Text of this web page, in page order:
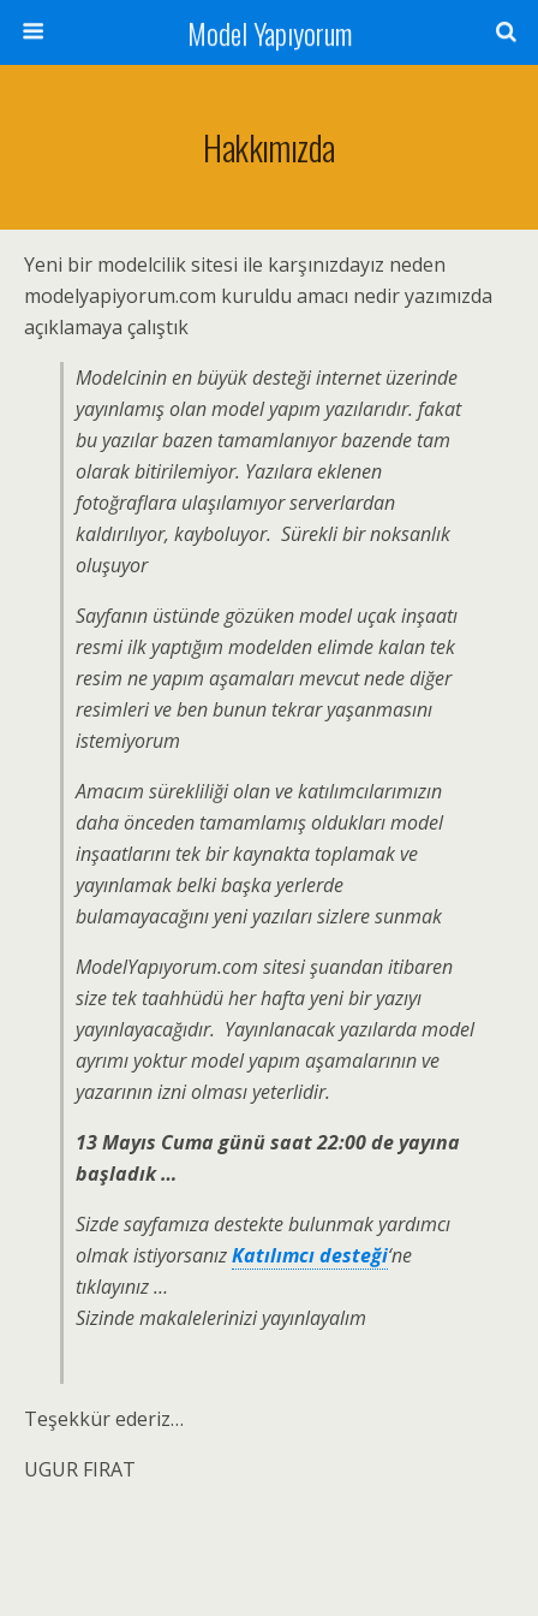
Model Yapıyorum
Hakkımızda
Yeni bir modelcilik sitesi ile karşınızdayız neden
modelyapiyorum.com kuruldu amacı nedir yazımızda
açıklamaya çalıştık
Modelcinin en büyük desteği internet üzerinde
yayınlamış olan model yapım yazılarıdır. fakat
bu yazılar bazen tamamlanıyor bazende tam
olarak bitirilemiyor. Yazılara eklenen
fotoğraflara ulaşılamıyor serverlardan
kaldırılıyor, kayboluyor. Sürekli bir noksanlık
oluşuyor
Sayfanın üstünde gözüken model uçak inşaatı
resmi ilk yaptığım modelden elimde kalan tek
resim ne yapım aşamaları mevcut nede diğer
resimleri ve ben bunun tekrar yaşanmasını
istemiyorum
Amacım sürekliliği olan ve katılımcılarımızın
daha önceden tamamlamış oldukları model
inşaatlarını tek bir kaynakta toplamak ve
yayınlamak belki başka yerlerde
bulamayacağını yeni yazıları sizlere sunmak
ModelYapıyorum.com sitesi şuandan itibaren
size tek taahhüdü her hafta yeni bir yazıyı
yayınlayacağıdır. Yayınlanacak yazılarda model
ayrımı yoktur model yapım aşamalarının ve
yazarının izni olması yeterlidir.
13 Mayıs Cuma günü saat 22:00 de yayına
başladık …
Sizde sayfamıza destekte bulunmak yardımcı
olmak istiyorsanızKatılımcı desteği‘ne
tıklayınız …
Sizinde makalelerinizi yayınlayalım
Teşekkür ederiz…
UGUR FIRAT